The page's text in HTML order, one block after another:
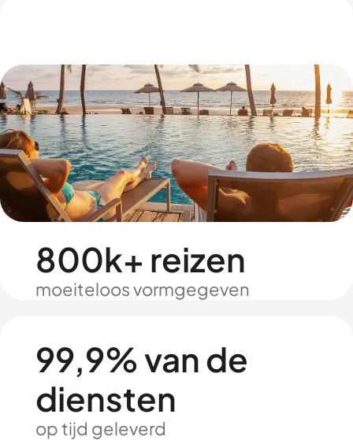
800k+ reizen
moeiteloos vormgegeven
99,9% van de
diensten
op tijd geleverd